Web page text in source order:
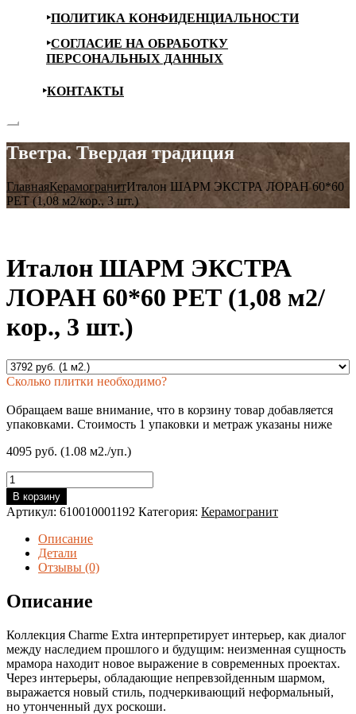
ПОЛИТИКА КОНФИДЕНЦИАЛЬНОСТИ
СОГЛАСИЕ НА ОБРАБОТКУ
ПЕРСОНАЛЬНЫХ ДАННЫХ
КОНТАКТЫ
Тветра. Твердая традиция
ГлавнаяКерамогранитИталон ШАРМ ЭКСТРА ЛОРАН 60*60
РЕТ (1,08 м2/кор., 3 шт.)
Италон ШАРМ ЭКСТРА
ЛОРАН 60*60 РЕТ (1,08 м2/
кор., 3 шт.)
Сколько плитки необходимо?
Обращаем ваше внимание, что в корзину товар добавляется
упаковками. Стоимость 1 упаковки и метраж указаны ниже
4095 руб. (1.08 м2./уп.)
Количество
товара
Италон
ШАРМ
ЭКСТРА
ЛОРАН
60*60
(1,08
м2/
3
шт.)
В корзину
Артикул: 610010001192 Категория: Керамогранит
Описание
Детали
Отзывы (0)
Описание
Коллекция Charme Extra интерпретирует интерьер, как диалог
между наследием прошлого и будущим: неизменная сущность
мрамора находит новое выражение в современных проектах.
Через интерьеры, обладающие непревзойденным шармом,
выражается новый стиль, подчеркивающий неформальный,
но утонченный дух роскоши.